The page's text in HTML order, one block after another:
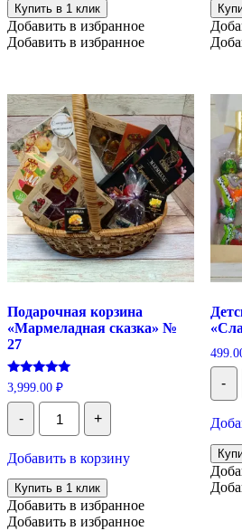
сахара
№7
Купить в 1 клик
Добавить в избранное
Добавить в избранное
Подарочная корзина
«Мармеладная сказка» №
27
Оценка
5.00
из 5
3,999.00 ₽
-
Количество
Подарочная
корзина
сказка"
№
27
+
Добавить в корзину
Купить в 1 клик
Добавить в избранное
Добавить в избранное
-